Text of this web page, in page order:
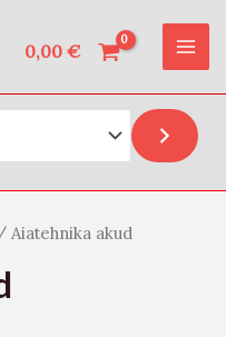
0,00 €
Aiatehnika akud